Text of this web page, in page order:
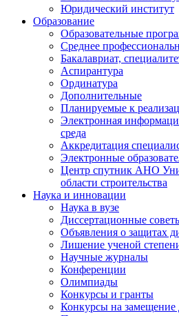
Юридический институт
Образование
Образовательные
Среднее
Бакалавриат,
Аспирантура
Ординатура
Дополнительные
Планируемые к
Электронная
среда
Аккредитация
Электронные
Центр спутник АНО
области строительства
Наука и инновации
Наука в вузе
Диссертационные
Объявления о защитах
Лишение ученой
Научные журналы
Конференции
Олимпиады
Конкурсы и гранты
Конкурсы на замещение